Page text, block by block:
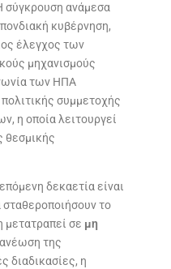
σύγκρουση ανάμεσα
κυβέρνηση,
έλεγχος των
μηχανισμούς
των ΗΠΑ
συμμετοχής
η οποία λειτουργεί
θεσμικής
δεκαετία είναι
το
μετατραπεί σε μη
της
διαδικασίες, η